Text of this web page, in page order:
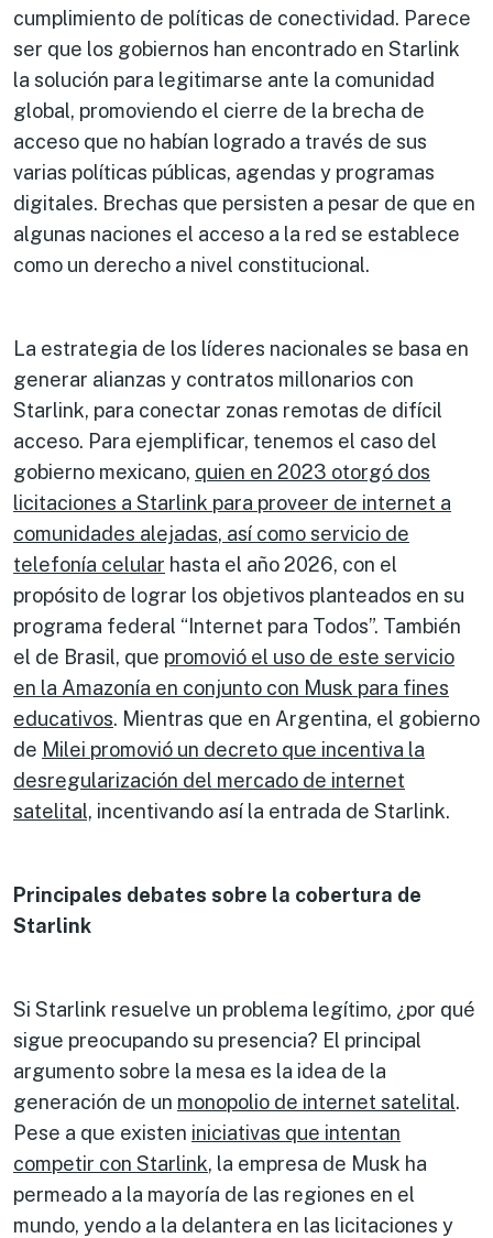
cumplimiento de políticas de conectividad. Parece
ser que los gobiernos han encontrado en Starlink
la solución para legitimarse ante la comunidad
global, promoviendo el cierre de la brecha de
acceso que no habían logrado a través de sus
varias políticas públicas, agendas y programas
digitales. Brechas que persisten a pesar de que en
algunas naciones el acceso a la red se establece
como un derecho a nivel constitucional.
La estrategia de los líderes nacionales se basa en
generar alianzas y contratos millonarios con
Starlink, para conectar zonas remotas de difícil
acceso. Para ejemplificar, tenemos el caso del
gobierno mexicano, quien en 2023 otorgó dos
licitaciones a Starlink para proveer de internet a
comunidades alejadas, así como servicio de
telefonía celular hasta el año 2026, con el
propósito de lograr los objetivos planteados en su
programa federal “Internet para Todos”. También
el de Brasil, que promovió el uso de este servicio
en la Amazonía en conjunto con Musk para fines
educativos. Mientras que en Argentina, el gobierno
de Milei promovió un decreto que incentiva la
desregularización del mercado de internet
satelital, incentivando así la entrada de Starlink.
Principales debates sobre la cobertura de
Starlink
Si Starlink resuelve un problema legítimo, ¿por qué
sigue preocupando su presencia? El principal
argumento sobre la mesa es la idea de la
generación de un monopolio de internet satelital.
Pese a que existen iniciativas que intentan
competir con Starlink, la empresa de Musk ha
permeado a la mayoría de las regiones en el
mundo, yendo a la delantera en las licitaciones y